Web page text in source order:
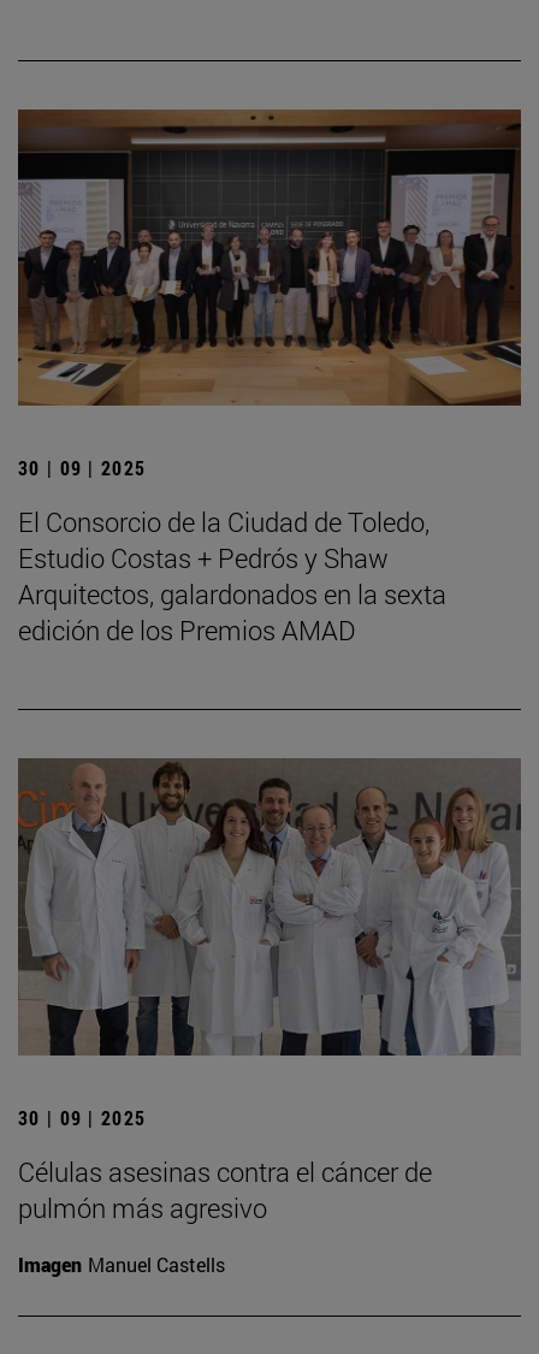
30 | 09 | 2025
El Consorcio de la Ciudad de Toledo,
Estudio Costas + Pedrós y Shaw
Arquitectos, galardonados en la sexta
edición de los Premios AMAD
30 | 09 | 2025
Células asesinas contra el cáncer de
pulmón más agresivo
Imagen Manuel Castells